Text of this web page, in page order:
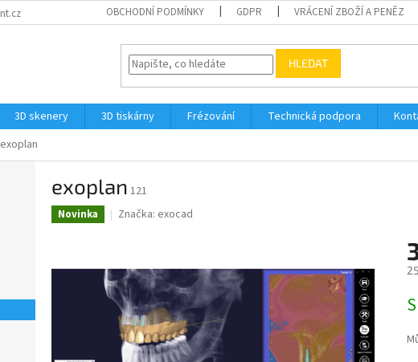
OBCHODNÍ PODMÍNKY GDPR VRÁCENÍ ZBOŽÍ A PENĚZ
HLEDAT
3D skenery 3D tiskárny Frézování Technická podpora
exoplan
exoplan 121
Novinka Značka: exocad